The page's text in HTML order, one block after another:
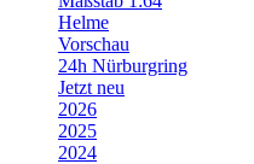
Helme
Vorschau
24h Nürburgring
Jetzt neu
2026
2025
2024